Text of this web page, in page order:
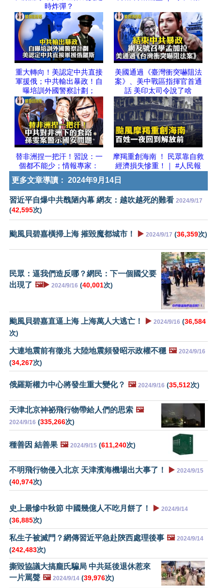
時炸彈？
重大轉向！美認定中共直接
軍援俄；中共輸出暴政！自
曝培訓外國警察計劃；
美國通過《臺灣衝突嚇阻法
案》、美中戰區指揮官首通
話 美印太司令說了啥
替非洲捏一把汗！習說：一
個都不能少；情報專家：
摩羯重創海南 ！ 民眾靠自救
經濟損失慘重！｜ #人民報
更多文章導讀： 2024年9月14日
習近平自爆中共醜陋內幕 網友：越吹越死的難看 2024/9/17
(42,595次)
颱風貝碧嘉橫掃上海 摧毀魔都城市！ ▶️ 2024/9/17 (36,359次)
民眾：逼我們造反哪？網民：下一個國父要
出現了 🖼️▶️ 2024/9/16 (40,001次)
颱風貝碧嘉直逼上海 上海萬人大逃亡！ ▶️ 2024/9/16 (36,584
次)
大連地震前有徵兆 大陸地震頻發昭示政權不穩 🖼️ 2024/9/16
(34,267次)
俄羅斯權力中心將發生重大變化？ 🖼️ 2024/9/16 (35,512次)
天津北京神祕飛行物帶給人們的思索 🖼️
2024/9/16 (335,266次)
種善因 結善果 🖼️ 2024/9/15 (611,240次)
不明飛行物侵入北京 天津濱海機場出大事了！ ▶️ 2024/9/15
(40,974次)
史上最慘中秋節 中國幾億人不吃月餅了！ ▶️ 2024/9/14
(36,885次)
私生子被滅門？網傳習近平急赴陝西處理後事 🖼️ 2024/9/14
(242,483次)
撕毀協議大搞龐氏騙局 中共延後退休惹來
一片罵聲 🖼️ 2024/9/14 (39,976次)